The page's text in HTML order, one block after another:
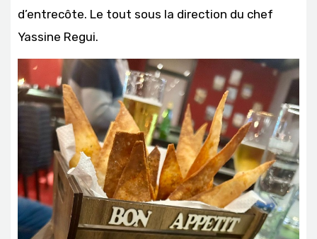
d’entrecôte. Le tout sous la direction du chef
Yassine Regui.